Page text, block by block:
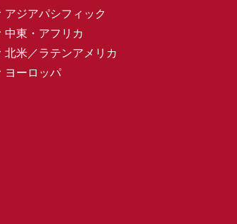
アジアパシフィック
中東・アフリカ
北米／ラテンアメリカ
ヨーロッパ